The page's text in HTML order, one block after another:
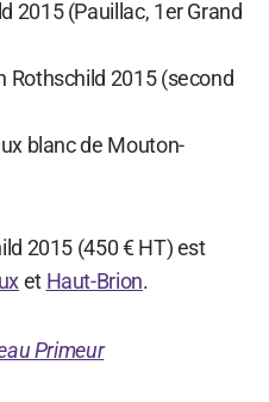
2015 (Pauillac, 1er Grand
Rothschild 2015 (second
blanc de Mouton-
2015 (450 € HT) est
et Haut-Brion.
Primeur